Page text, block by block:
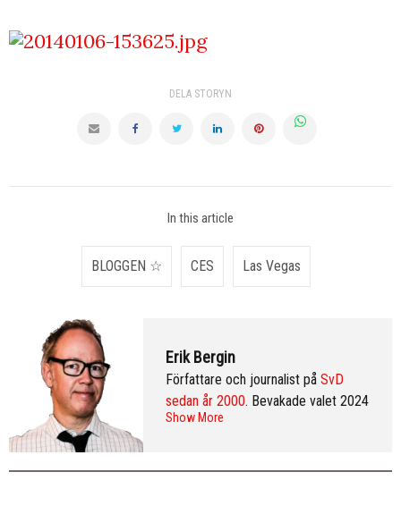
DELA STORYN
In this article
BLOGGEN ☆ CES Las Vegas
Erik Bergin
Författare och journalist på SvD
sedan år 2000. Bevakade valet 2024
från Washington DC och var SvD:s
Show More